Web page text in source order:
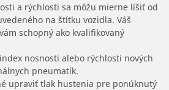
a rýchlosti sa môžu mierne líšiť od
na štítku vozidla. Váš
schopný ako kvalifikovaný
nosnosti alebo rýchlosti nových
pneumatík.
upraviť tlak hustenia pre ponúknutý